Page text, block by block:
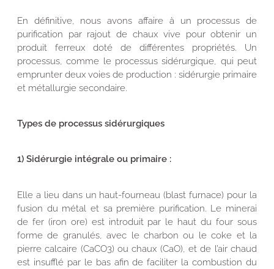
En définitive, nous avons affaire à un processus de
purification par rajout de chaux vive pour obtenir un
produit ferreux doté de différentes propriétés. Un
processus, comme le processus sidérurgique, qui peut
emprunter deux voies de production : sidérurgie primaire
et métallurgie secondaire.
Types de processus sidérurgiques
1) Sidérurgie intégrale ou primaire :
Elle a lieu dans un haut-fourneau (blast furnace) pour la
fusion du métal et sa première purification. Le minerai
de fer (iron ore) est introduit par le haut du four sous
forme de granulés, avec le charbon ou le coke et la
pierre calcaire (CaCO3) ou chaux (CaO), et de l’air chaud
est insufflé par le bas afin de faciliter la combustion du